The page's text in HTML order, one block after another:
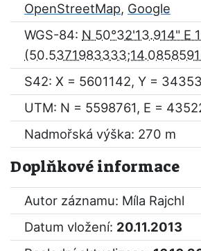
OpenStreetMap, Google
WGS-84: N 50°32'13.914" E
S42: X = 5601142, Y =
UTM: N = 5598761, E =
Nadmořská výška: 270 m
Doplňkové informace
Autor záznamu: Míla Rajchl
Datum vložení: 20.11.2013